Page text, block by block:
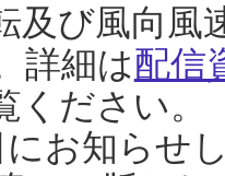
及び風向風
詳細は配信
ください。
お知らせ